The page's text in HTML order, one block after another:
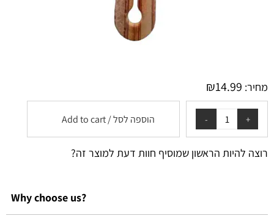
מחיר: ₪14.99
הוספה לסל / Add to cart
רוצה להיות הראשון שמוסיף חוות דעת למוצר זה?
Why choose us?